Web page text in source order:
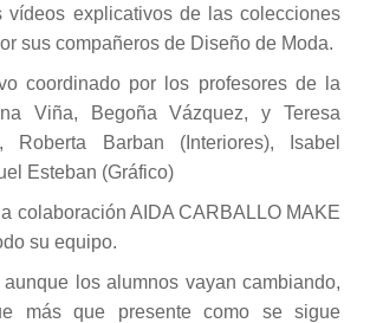
vídeos explicativos de las colecciones
sus compañeros de Diseño de Moda.
coordinado por los profesores de la
Viña, Begoña Vázquez, y Teresa
Roberta Barban (Interiores), Isabel
Esteban (Gráfico)
colaboración AIDA CARBALLO MAKE
su equipo.
los alumnos vayan cambiando,
más que presente como se sigue